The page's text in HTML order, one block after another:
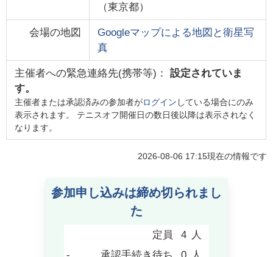
（東京都）
会場の地図
Googleマップによる地図と衛星写
真
主催者への緊急連絡先(携帯等)： 設定されていま
す。
主催者または承認済みの参加者がログイン している場合にのみ
表示されます。 テニスオフ開催日の数日後以降は表示されなく
なります。
2026-08-06 17:15現在の情報です
参加申し込みは締め切られまし
た
定員 4 人